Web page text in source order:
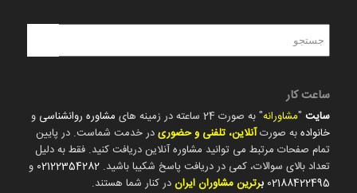
ساعت کار
سایت"مشاورانه" به صورت 24 ساعته در زمینه های مشاوره روانشناسی و
خانوادهبه صورتآنلاین، تلفنی و حضوریدر خدمت شماست. در پایین
تمام صفحات مرتبط می توانید مشاوره آنلاین دریافت کنید. فقط به دلیل
تعداد بالای سوالات، کمی در دریافت پاسخ شکیبا باشید. 02122354282 و
02188422495 برترین مشاوران ایراندر کنار شما هستند.